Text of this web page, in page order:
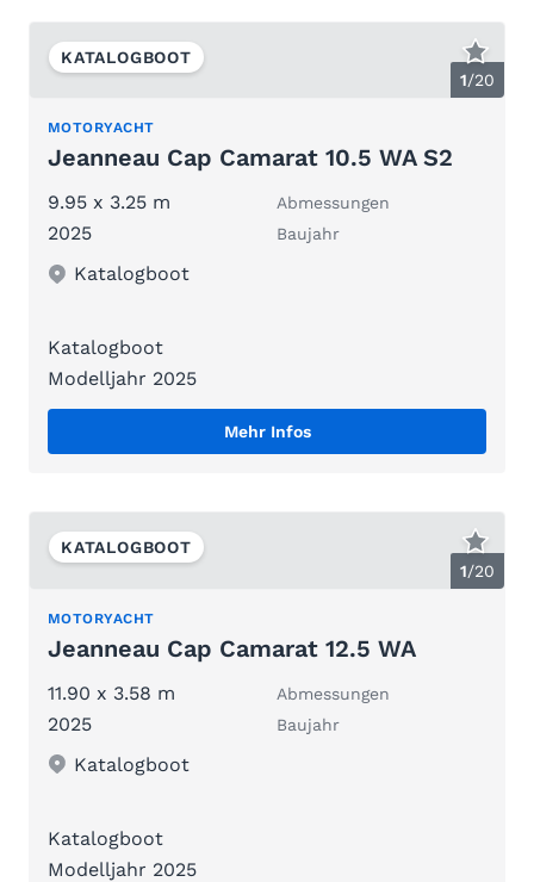
1/20
KATALOGBOOT
MOTORYACHT
Jeanneau Cap Camarat 10.5 WA S2
9.95 x 3.25 m Abmessungen
2025 Baujahr
Katalogboot
Katalogboot
Modelljahr 2025
Mehr Infos
1/20
KATALOGBOOT
MOTORYACHT
Jeanneau Cap Camarat 12.5 WA
11.90 x 3.58 m Abmessungen
2025 Baujahr
Katalogboot
Katalogboot
Modelljahr 2025